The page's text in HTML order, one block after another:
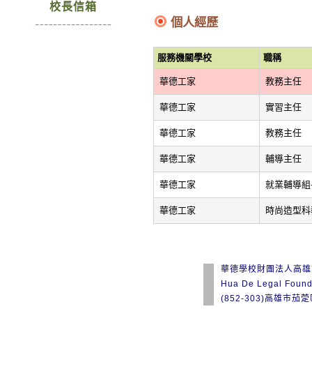
校長信箱
個人經歷
服務機關學校 職稱
華德工家 教務主任
華德工家 實習主任
華德工家 教務主任
華德工家 輔導主任
華德工家 就業輔導
華德工家 時尚造型
華德學校財團法人高
Hua De Legal
(852-303)高雄市茄